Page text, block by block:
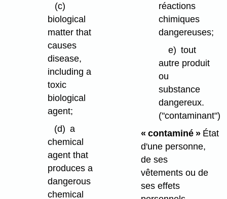
(c)
biological
matter that
causes
disease,
including a
toxic
biological
agent;
(d) a
chemical
agent that
produces a
dangerous
chemical
réactions
chimiques
dangereuses;
e) tout
autre produit
ou
substance
dangereux.
("contaminant")
« contaminé »État
d'une personne,
de ses
vêtements ou de
ses effets